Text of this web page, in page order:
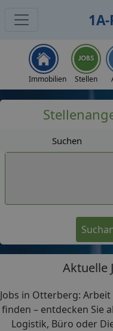
Immobilien Stellen
Suchen
Aktuelle
Jobs in Otterberg:
finden – entdecken Sie
Logistik, Büro oder